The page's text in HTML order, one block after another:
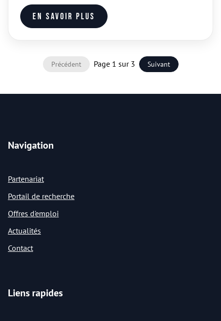
En savoir plus
Précédent Page 1 sur 3 Suivant
Navigation
Partenariat
Portail de recherche
Offres d'emploi
Actualités
Contact
Liens rapides